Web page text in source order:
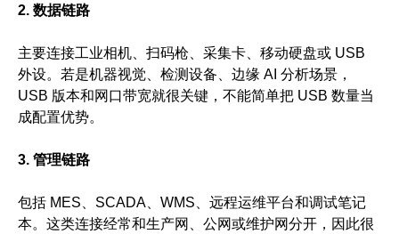
2. 数据链路
主要连接工业相机、扫码枪、采集卡、移动硬盘或 USB
外设。若是机器视觉、检测设备、边缘 AI 分析场景，
USB 版本和网口带宽就很关键，不能简单把 USB 数量当
成配置优势。
3. 管理链路
包括 MES、SCADA、WMS、远程运维平台和调试笔记
本。这类连接经常和生产网、公网或维护网分开，因此很